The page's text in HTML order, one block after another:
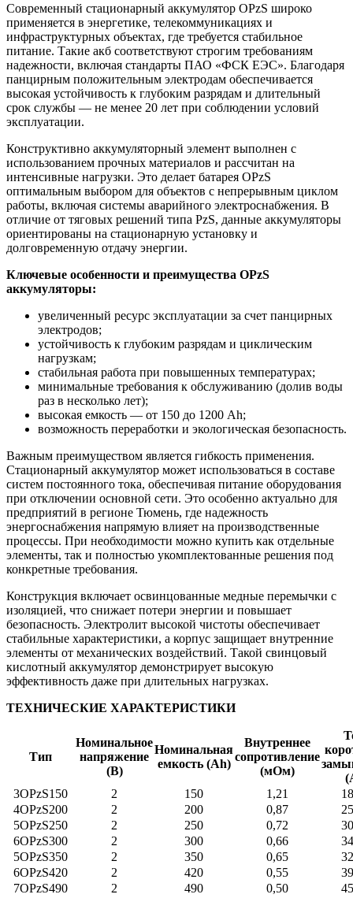
Современный стационарный аккумулятор OPzS широко
применяется в энергетике, телекоммуникациях и
инфраструктурных объектах, где требуется стабильное
питание. Такие акб соответствуют строгим требованиям
надежности, включая стандарты ПАО «ФСК ЕЭС». Благодаря
панцирным положительным электродам обеспечивается
высокая устойчивость к глубоким разрядам и длительный
срок службы — не менее 20 лет при соблюдении условий
эксплуатации.
Конструктивно аккумуляторный элемент выполнен с
использованием прочных материалов и рассчитан на
интенсивные нагрузки. Это делает батарея OPzS
оптимальным выбором для объектов с непрерывным циклом
работы, включая системы аварийного электроснабжения. В
отличие от тяговых решений типа PzS, данные аккумуляторы
ориентированы на стационарную установку и
долговременную отдачу энергии.
Ключевые особенности и преимущества OPzS
аккумуляторы:
увеличенный ресурс эксплуатации за счет панцирных
электродов;
устойчивость к глубоким разрядам и циклическим
нагрузкам;
стабильная работа при повышенных температурах;
минимальные требования к обслуживанию (долив воды
раз в несколько лет);
высокая емкость — от 150 до 1200 Ah;
возможность переработки и экологическая безопасность.
Важным преимуществом является гибкость применения.
Стационарный аккумулятор может использоваться в составе
систем постоянного тока, обеспечивая питание оборудования
при отключении основной сети. Это особенно актуально для
предприятий в регионе Тюмень, где надежность
энергоснабжения напрямую влияет на производственные
процессы. При необходимости можно купить как отдельные
элементы, так и полностью укомплектованные решения под
конкретные требования.
Конструкция включает освинцованные медные перемычки с
изоляцией, что снижает потери энергии и повышает
безопасность. Электролит высокой чистоты обеспечивает
стабильные характеристики, а корпус защищает внутренние
элементы от механических воздействий. Такой свинцовый
кислотный аккумулятор демонстрирует высокую
эффективность даже при длительных нагрузках.
ТЕХНИЧЕСКИЕ ХАРАКТЕРИСТИКИ
Тип
Номинальное
напряжение
(В)
Номинальная
емкость (Ah)
Внутреннее
сопротивление
(мОм)
3OPzS150
2 150 1,21
4OPzS200
2 200 0,87
5OPzS250
2 250 0,72
6OPzS300
2 300 0,66
5OPzS350
2 350 0,65
6OPzS420
2 420 0,55
7OPzS490
2 490 0,50